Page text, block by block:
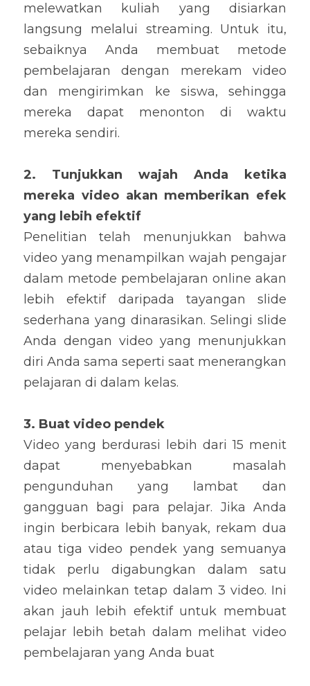
melewatkan kuliah yang disiarkan
langsung melalui streaming. Untuk itu,
sebaiknya Anda membuat metode
pembelajaran dengan merekam video
dan mengirimkan ke siswa, sehingga
mereka dapat menonton di waktu
mereka sendiri.
2. Tunjukkan wajah Anda ketika
mereka video akan memberikan efek
yang lebih efektif
Penelitian telah menunjukkan bahwa
video yang menampilkan wajah pengajar
dalam metode pembelajaran online akan
lebih efektif daripada tayangan slide
sederhana yang dinarasikan. Selingi slide
Anda dengan video yang menunjukkan
diri Anda sama seperti saat menerangkan
pelajaran di dalam kelas.
3. Buat video pendek
Video yang berdurasi lebih dari 15 menit
dapat menyebabkan masalah
pengunduhan yang lambat dan
gangguan bagi para pelajar. Jika Anda
ingin berbicara lebih banyak, rekam dua
atau tiga video pendek yang semuanya
tidak perlu digabungkan dalam satu
video melainkan tetap dalam 3 video. Ini
akan jauh lebih efektif untuk membuat
pelajar lebih betah dalam melihat video
pembelajaran yang Anda buat